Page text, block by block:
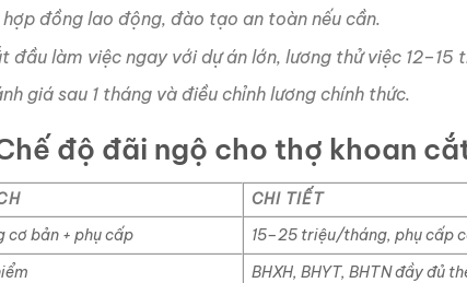
hợp đồng lao động, đào tạo an toàn nếu cần.
đầu làm việc ngay với dự án lớn, lương thử việc 12–15
giá sau 1 tháng và điều chỉnh lương chính thức.
độ đãi ngộ cho thợ khoan
CHI TIẾT
cơ bản + phụ cấp
15–25 triệu/tháng, phụ cấp
BHXH, BHYT, BHTN đầy đủ